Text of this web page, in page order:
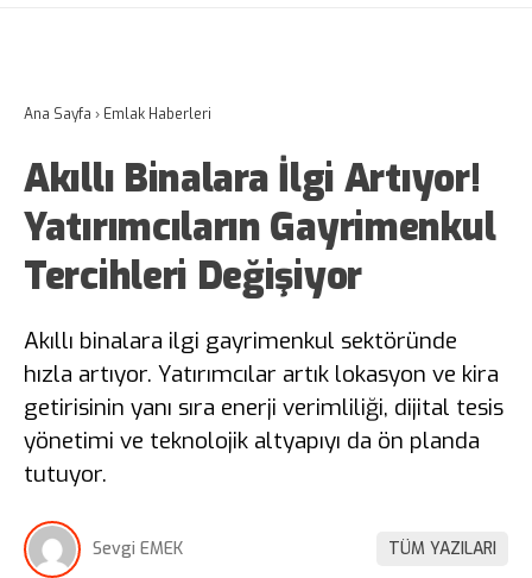
Ana Sayfa › Emlak Haberleri
Akıllı Binalara İlgi Artıyor!
Yatırımcıların Gayrimenkul
Tercihleri Değişiyor
Akıllı binalara ilgi gayrimenkul sektöründe
hızla artıyor. Yatırımcılar artık lokasyon ve kira
getirisinin yanı sıra enerji verimliliği, dijital tesis
yönetimi ve teknolojik altyapıyı da ön planda
tutuyor.
Sevgi EMEK TÜM YAZILARI